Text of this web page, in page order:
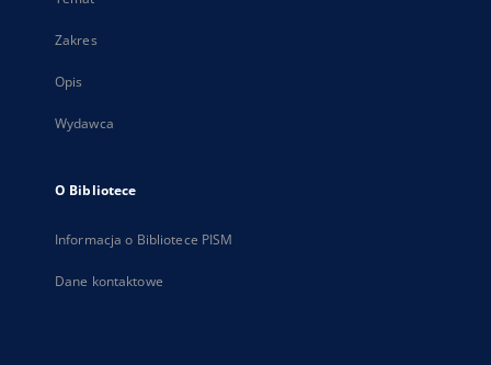
Zakres
Opis
Wydawca
O Bibliotece
Informacja o Bibliotece PISM
Dane kontaktowe